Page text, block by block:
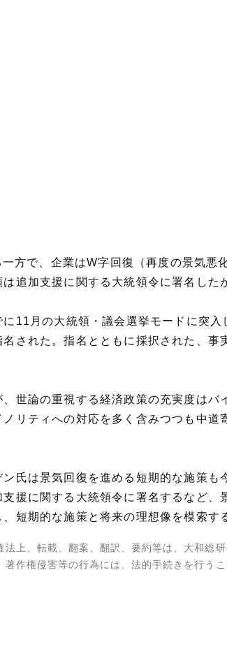
で、企業はW字回復（再度の景気悪
追加支援に関する大統領令に署名した
11月の大統領・議会選挙モードに突
された。指名とともに採択された、
世論の重視する経済政策の充実度はバ
リティへの対応を多く含みつつも中道
氏は景気回復を進める短期的な施策も
援に関する大統領令に署名するなど、
短期的な施策と将来の理想像を模索す
上、転載、翻案、翻訳、要約等は、大和総
作権侵害等の行為には、法的手続きを行う